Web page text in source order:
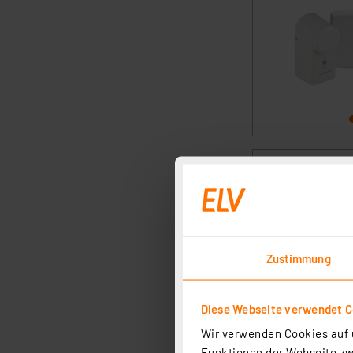
Zustimmung
Diese Webseite verwendet
Wir verwenden Cookies